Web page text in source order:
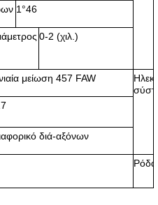
1°46
0-2 (χιλ.)
μείωση 457 FAW
διά-αξόνων
Ρόδα